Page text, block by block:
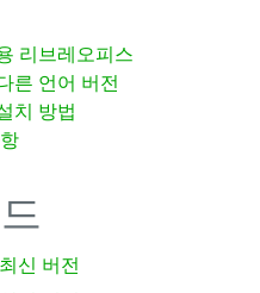
리브레오피스
른 언어 버전
치 방법
신 버전